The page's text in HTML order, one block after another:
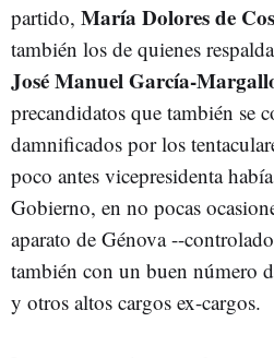
partido, María Dolores de
también los de quienes
José Manuel García-
precandidatos que también se
damnificados por los
poco antes vicepresidenta
Gobierno, en no pocas
aparato de Génova --
también con un buen número
y otros altos cargos ex-cargos.